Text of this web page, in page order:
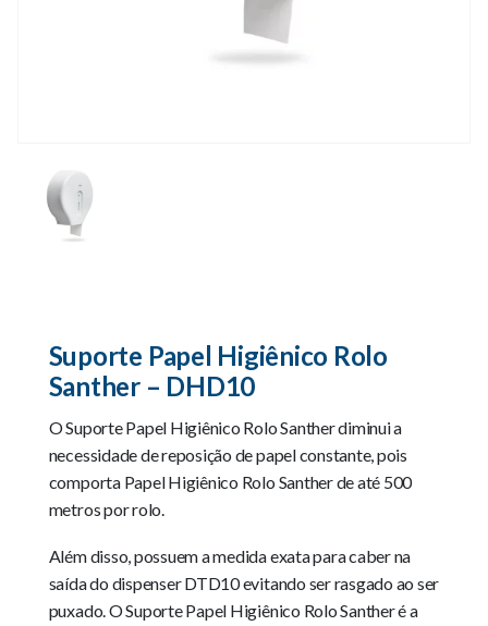
Suporte Papel Higiênico Rolo
Santher – DHD10
O Suporte Papel Higiênico Rolo Santher diminui a
necessidade de reposição de papel constante, pois
comporta Papel Higiênico Rolo Santher de até 500
metros por rolo.
Além disso, possuem a medida exata para caber na
saída do dispenser DTD10 evitando ser rasgado ao ser
puxado. O Suporte Papel Higiênico Rolo Santher é a